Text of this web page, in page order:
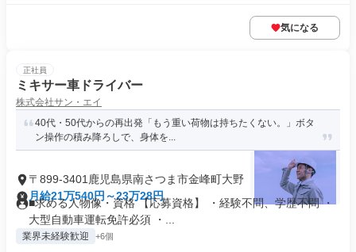
気になる
正社員
ミキサー車ドライバー
株式会社サン・エイ
40代・50代からの再出発「もう重い荷物は持ちたくない。」ボタ
ン操作の積み降ろしで、身体を...
〒899-3401鹿児島県南さつま市金峰町大野
月給21万540円～23万28円
■求める人物像・資格 【応募資格】 ・経験不問、学歴不問 ・
大型自動車運転免許必須 ・...
業界未経験歓迎 +6個